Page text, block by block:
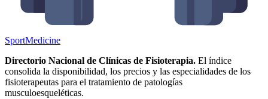
SportMedicine
Directorio Nacional de Clínicas de Fisioterapia. El índice
consolida la disponibilidad, los precios y las especialidades de los
fisioterapeutas para el tratamiento de patologías
musculoesqueléticas.